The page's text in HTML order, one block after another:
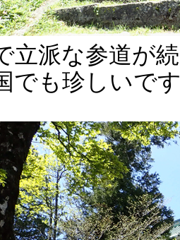
立派な参道が
でも珍しいで